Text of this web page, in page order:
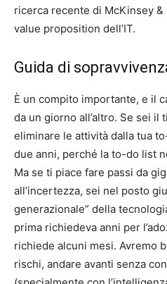
ricerca recente di McKinsey
value proposition dell’IT.
Guida di
È un compito importante, e il
da un giorno all’altro. Se sei il
eliminare le attività dalla tua
due anni, perché la to-do list
Ma se ti piace fare passi da
all’incertezza, sei nel posto
generazionale” della
prima richiedeva anni per
richiede alcuni mesi. Avremo
rischi, andare avanti senza